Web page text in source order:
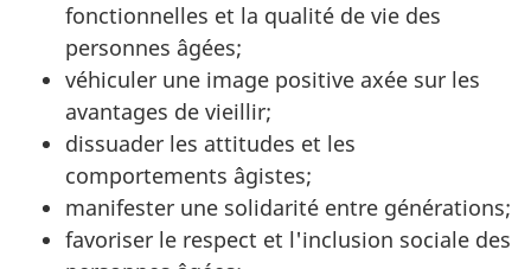
fonctionnelles et la qualité de vie des
personnes âgées;
véhiculer une image positive axée sur les
avantages de vieillir;
dissuader les attitudes et les
comportements âgistes;
manifester une solidarité entre générations;
favoriser le respect et l'inclusion sociale des